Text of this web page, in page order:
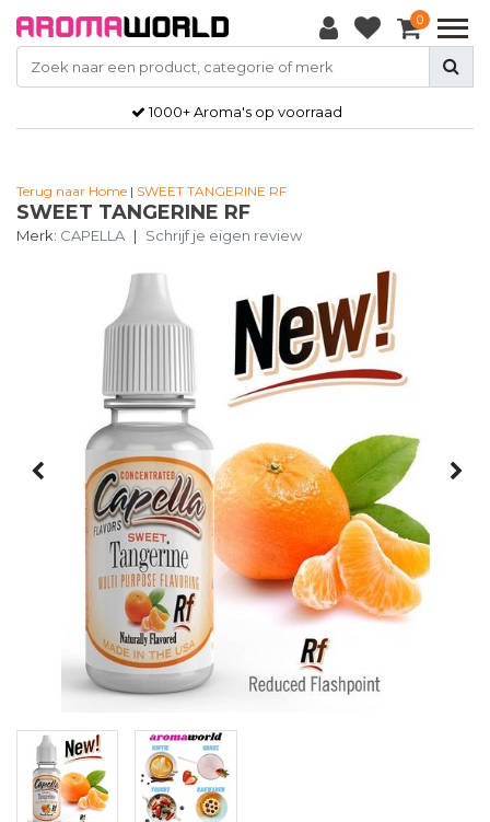
0
1000+ Aroma's op voorraad
Terug naar Home | SWEET TANGERINE RF
SWEET TANGERINE RF
Merk: CAPELLA | Schrijf je eigen review